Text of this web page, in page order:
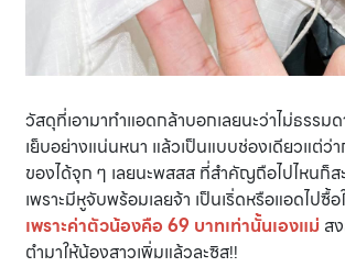
วัสดุที่เอามาทำแอดกล้าบอกเลยนะว่าไม่ธรรมด
เย็บอย่างแน่นหนา แล้วเป็นแบบช่องเดียวแต่ว่
ของได้จุก ๆ เลยนะพสสส ที่สำคัญถือไปไหนก็
เพราะมีหูจับพร้อมเลยจ้า เป็นเริ่ดหรือแอดไปซื้
เพราะค่าตัวน้องคือ 69 บาทเท่านั้นเองแม่ ส
ตำมาให้น้องสาวเพิ่มแล้วละซิส!!